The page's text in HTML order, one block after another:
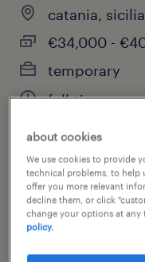
catania, sicilia
€34,000 -
temporary
full-time
job category
engineering
about cookies
We use cookies to provide
technical problems, to help
offer you more relevant
decline them, or click
change your options at
policy.